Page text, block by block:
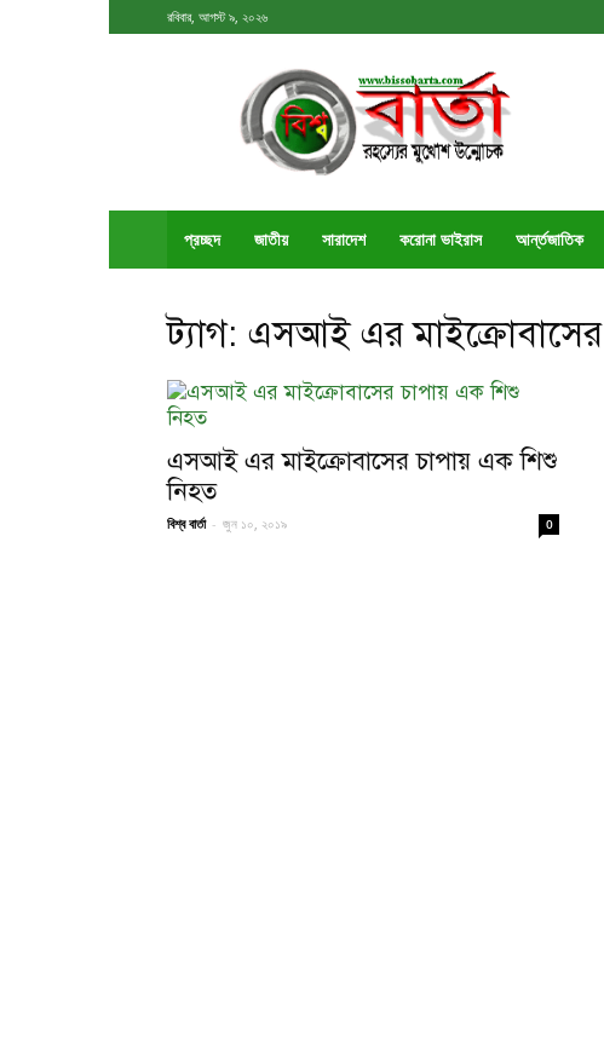
রবিবার, আগস্ট ৯, ২০২৬
বিশ্ববার্তা
প্রচ্ছদ জাতীয় সারাদেশ করোনা ভাইরাস আর্ন্তজাতিক
ট্যাগ: এসআই এর মাইক্রোবাসের
এসআই এর মাইক্রোবাসের চাপায় এক শিশু
নিহত
বিশ্ব বার্তা - জুন ১০, ২০১৯ 0